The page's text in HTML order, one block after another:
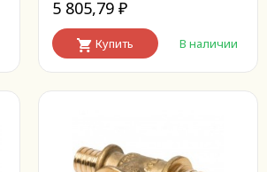
5 805,79₽
Купить В наличии